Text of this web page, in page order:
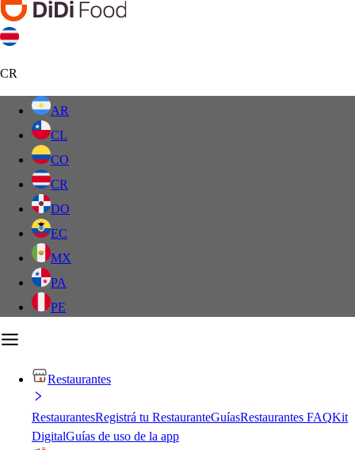
CR
AR
CL
CO
CR
DO
EC
MX
PA
PE
Restaurantes
RestaurantesRegistrá tu RestauranteGuíasRestaurantes FAQKit
DigitalGuías de uso de la app